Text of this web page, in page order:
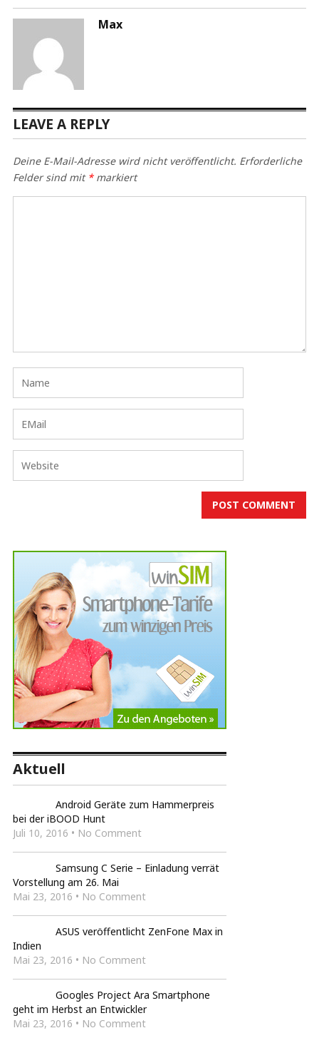
Max
LEAVE A REPLY
Deine E-Mail-Adresse wird nicht veröffentlicht. Erforderliche
Felder sind mit *markiert
Aktuell
Android Geräte zum Hammerpreis
bei der iBOOD Hunt
Juli 10, 2016 • No Comment
Samsung C Serie – Einladung verrät
Vorstellung am 26. Mai
Mai 23, 2016 • No Comment
ASUS veröffentlicht ZenFone Max in
Indien
Mai 23, 2016 • No Comment
Googles Project Ara Smartphone
geht im Herbst an Entwickler
Mai 23, 2016 • No Comment